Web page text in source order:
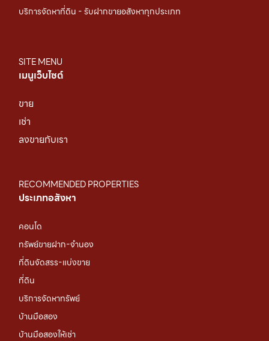
บริการจัดหาที่ดิน - รับฝากขายอสังหาทุกประเภท
SITE MENU
เมนูเว็บไซต์
ขาย
เช่า
ลงขายกับเรา
RECOMMENDED PROPERTIES
ประเภทอสังหา
คอนโด
ทรัพย์ขายฝาก-จำนอง
ที่ดินจัดสรร-แบ่งขาย
ที่ดิน
บริการจัดหาทรัพย์
บ้านมือสอง
บ้านมือสองให้เช่า